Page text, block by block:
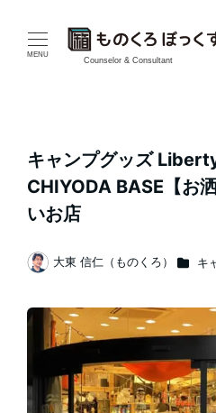
MENU
Counselor & Consultant
キャンプグッズ
CHIYODA BASE【お
いお店
著
大東 信仁（ものくろ） カテゴ
キ